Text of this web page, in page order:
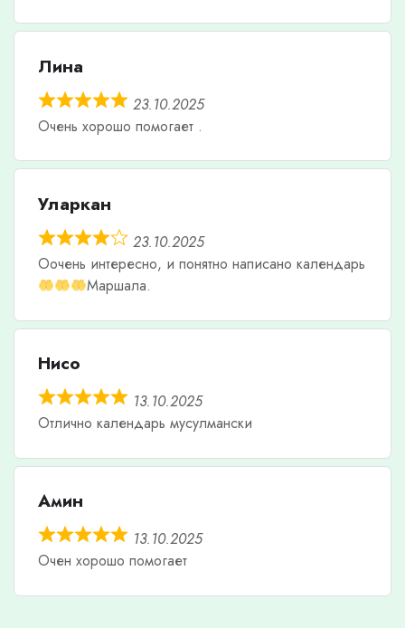
Лина
23.10.2025
Очень хорошо помогает .
Уларкан
23.10.2025
Оочень интересно, и понятно написано календарь
Маршала.
Нисо
13.10.2025
Отлично календарь мусулмански
Амин
13.10.2025
Очен хорошо помогает